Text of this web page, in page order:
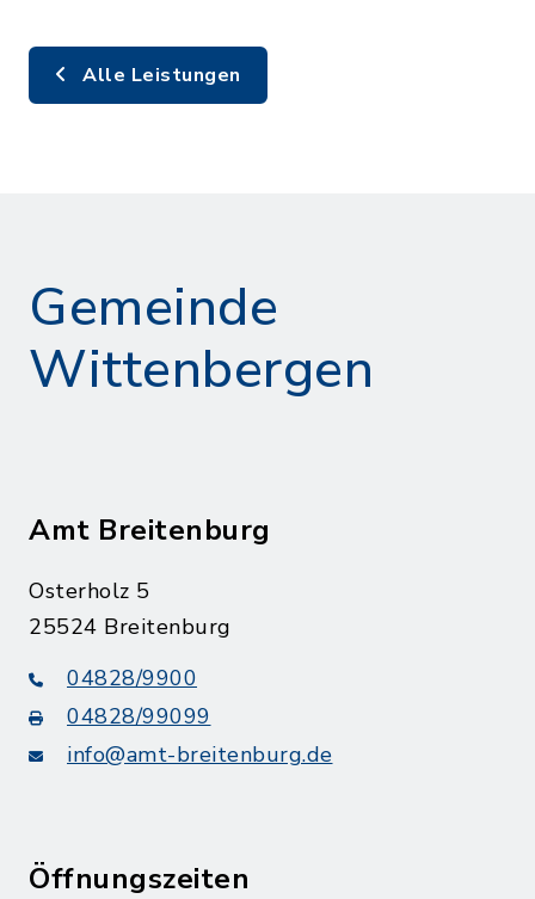
Alle Leistungen
Gemeinde
Wittenbergen
Amt Breitenburg
Osterholz 5
25524 Breitenburg
04828/9900
04828/99099
info@amt-breitenburg.de
Öffnungszeiten